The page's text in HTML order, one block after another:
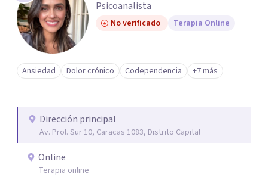
Psicoanalista
No verificado Terapia Online
Ansiedad Dolor crónico Codependencia +7 más
Dirección principal
Av. Prol. Sur 10, Caracas 1083, Distrito Capital
Online
Terapia online